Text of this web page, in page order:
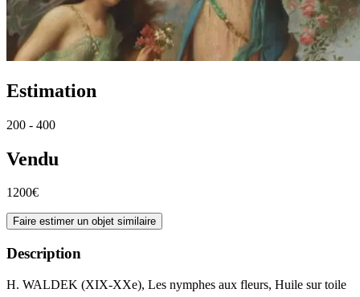
Estimation
200 - 400
Vendu
1200€
Faire estimer un objet similaire
Description
H. WALDEK (XIX-XXe), Les nymphes aux fleurs, Huile sur toile